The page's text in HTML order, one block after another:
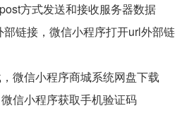
方式发送和接收服务器数据
链接，微信小程序打开url外部链
微信小程序商城系统网盘下载
信小程序获取手机验证码